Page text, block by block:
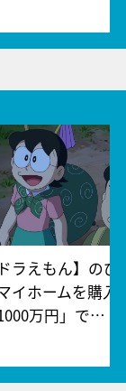
ドラえもん】のび
イホームを購入
万円」で…